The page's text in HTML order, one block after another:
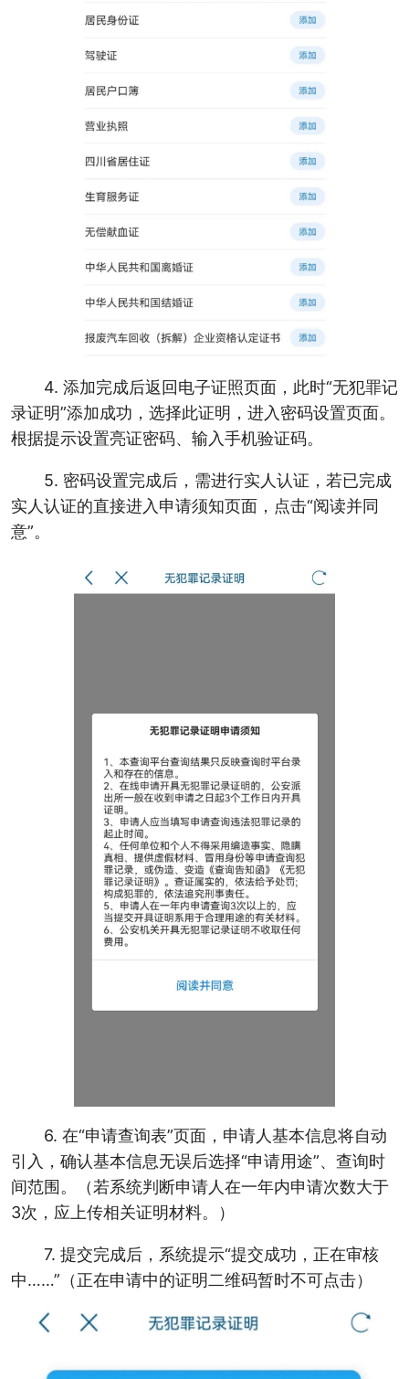
4. 添加完成后返回电子证照页面，此时“无犯罪记
录证明”添加成功，选择此证明，进入密码设置页面。
根据提示设置亮证密码、输入手机验证码。
5. 密码设置完成后，需进行实人认证，若已完成
实人认证的直接进入申请须知页面，点击“阅读并同
意”。
6. 在“申请查询表”页面，申请人基本信息将自动
引入，确认基本信息无误后选择“申请用途”、查询时
间范围。（若系统判断申请人在一年内申请次数大于
3次，应上传相关证明材料。）
7. 提交完成后，系统提示“提交成功，正在审核
中……”（正在申请中的证明二维码暂时不可点击）